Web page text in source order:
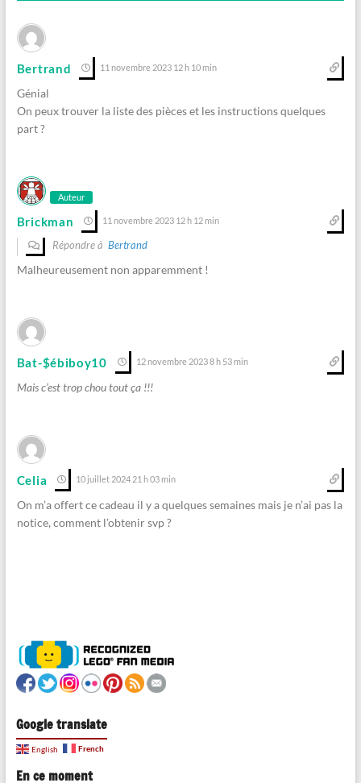
Bertrand 11 novembre 2023 12 h 10 min
Génial
On peux trouver la liste des pièces et les instructions quelques
part ?
Auteur
Brickman 11 novembre 2023 12 h 12 min
Répondre à Bertrand
Malheureusement non apparemment !
Bat-$ébiboy10 12 novembre 2023 8 h 53 min
Mais c’est trop chou tout ça !!!
Celia 10 juillet 2024 21 h 03 min
On m’a offert ce cadeau il y a quelques semaines mais je n’ai pas la
notice, comment l’obtenir svp ?
Google translate
English French
En ce moment